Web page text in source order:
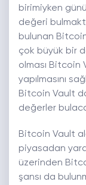
birimiyken
değeri
bulunan
çok büyük bir
olması Bitcoin
yapılmasını
Bitcoin Vault
değerler
Bitcoin Vault
piyasadan
üzerinden
şansı da